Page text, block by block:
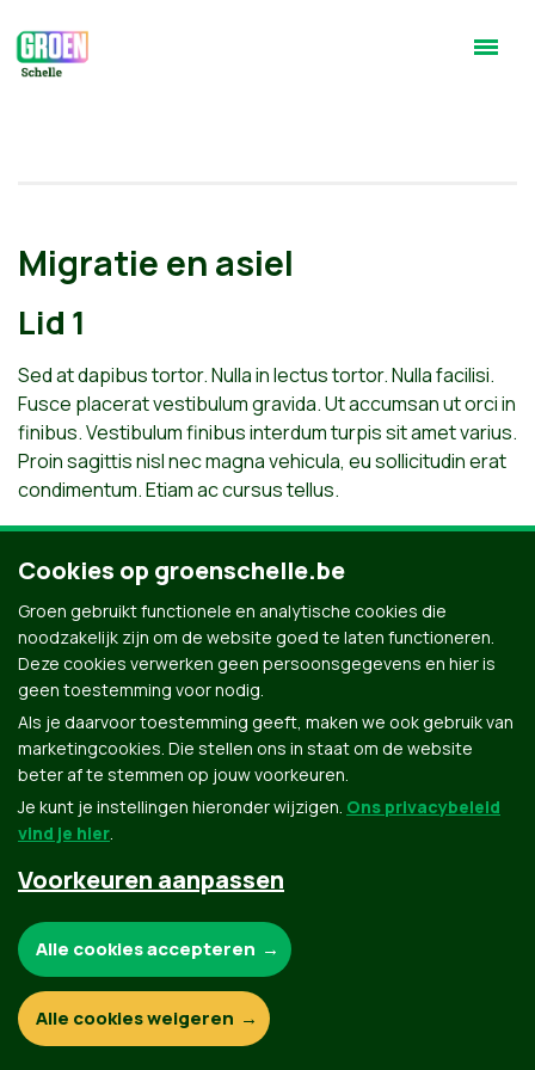
Migratie en asiel
Lid 1
Sed at dapibus tortor. Nulla in lectus tortor. Nulla facilisi.
Fusce placerat vestibulum gravida. Ut accumsan ut orci in
finibus. Vestibulum finibus interdum turpis sit amet varius.
Proin sagittis nisl nec magna vehicula, eu sollicitudin erat
condimentum. Etiam ac cursus tellus.
Lid 2
Fusce placerat vestibulum gravida. Ut accumsan ut orci in
finibus. Etiam ac cursus tellus.
© Copyright Groen 2026 | Gemaakt met NationBuilder
Contact Privacybeleid
Cookies op groenschelle.be
Groen gebruikt functionele en analytische cookies die
noodzakelijk zijn om de website goed te laten functioneren.
Deze cookies verwerken geen persoonsgegevens en hier is
geen toestemming voor nodig.
Als je daarvoor toestemming geeft, maken we ook gebruik van
marketingcookies. Die stellen ons in staat om de website
beter af te stemmen op jouw voorkeuren.
Je kunt je instellingen hieronder wijzigen. Ons privacybeleid
vind je hier.
Voorkeuren aanpassen
Functionele en analytische cookies:
Alle cookies accepteren
Alle cookies weigeren